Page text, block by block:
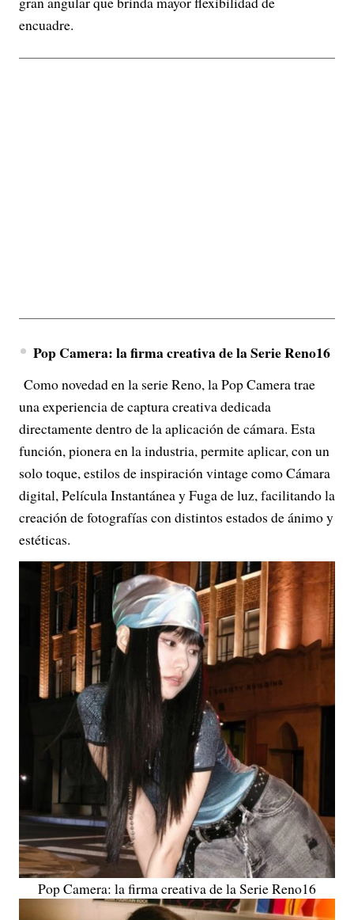
encuadre.
Pop Camera: la firma creativa de la Serie Reno16
Como novedad en la serie Reno, la Pop Camera trae
una experiencia de captura creativa dedicada
directamente dentro de la aplicación de cámara. Esta
función, pionera en la industria, permite aplicar, con un
solo toque, estilos de inspiración vintage como Cámara
digital, Película Instantánea y Fuga de luz, facilitando la
creación de fotografías con distintos estados de ánimo y
estéticas.
Pop Camera: la firma creativa de la Serie Reno16